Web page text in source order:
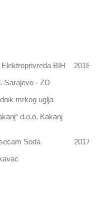
BIH
Sarajevo - ZD
mrkog uglja
d.o.o. Kakanj
2018
Soda
2017